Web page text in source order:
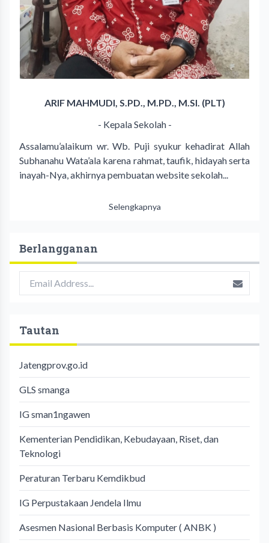
ARIF MAHMUDI, S.PD., M.PD., M.SI. (PLT)
- Kepala Sekolah -
Assalamu’alaikum wr. Wb. Puji syukur kehadirat Allah
Subhanahu Wata’ala karena rahmat, taufik, hidayah serta
inayah-Nya, akhirnya pembuatan website sekolah...
Selengkapnya
Berlangganan
Tautan
Jatengprov.go.id
GLS smanga
IG sman1ngawen
Kementerian Pendidikan, Kebudayaan, Riset, dan
Teknologi
Peraturan Terbaru Kemdikbud
IG Perpustakaan Jendela Ilmu
Asesmen Nasional Berbasis Komputer ( ANBK )